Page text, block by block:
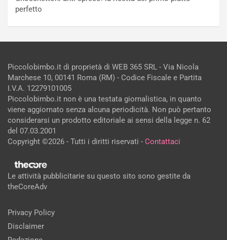
perfetto
Piccolobimbo.it di proprietà di WEB 365 SRL - Via Nicola
Marchese 10, 00141 Roma (RM) - Codice Fiscale e Partita
I.V.A. 12279101005
Piccolobimbo.it non è una testata giornalistica, in quanto
viene aggiornato senza alcuna periodicità. Non può pertanto
considerarsi un prodotto editoriale ai sensi della legge n. 62
del 07.03.2001
Copyright ©2026 - Tutti i diritti riservati - Contattaci
Le attività pubblicitarie su questo sito sono gestite da
theCoreAdv
Privacy Policy
Disclaimer